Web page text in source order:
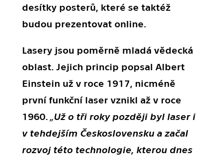
desítky posterů, které se taktéž
budou prezentovat online.
Lasery jsou poměrně mladá vědecká
oblast. Jejich princip popsal Albert
Einstein už v roce 1917, nicméně
první funkční laser vznikl až v roce
1960. „Už o tři roky později byl laser i
v tehdejším Československu a začal
rozvoj této technologie, kterou dnes